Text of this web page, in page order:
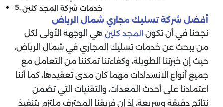
خدمات شركة المجد كلين
أفضل شركة تسليك مجاري شمال الرياض
نجحنا في أن تكون المجد كلين هي الوجهة الأولى لكل
من يبحث عن خدمات تسليك المجاري في شمال الرياض،
حيث إن خبرتنا الطويلة، وكفاءتنا تمكننا من التعامل مع
جميع أنواع الانسدادات مهما كان مدى تعقيدها، كما أننا
اعتمادنا على أحدث المعدات، والتقنيات التي تضمن
نتائج دقيقة وسريعة، إذ إن فريقنا المحترف ملتزم بتنفيذ